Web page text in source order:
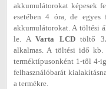
akkumulátorokat képesek
esetében 4 óra, de
akkumulátorokat. A töltési
le. AVarta LCDtöltő
alkalmas. A töltési idő
terméktípusonként 1-től 4-
felhasználóbarát
a termékre.